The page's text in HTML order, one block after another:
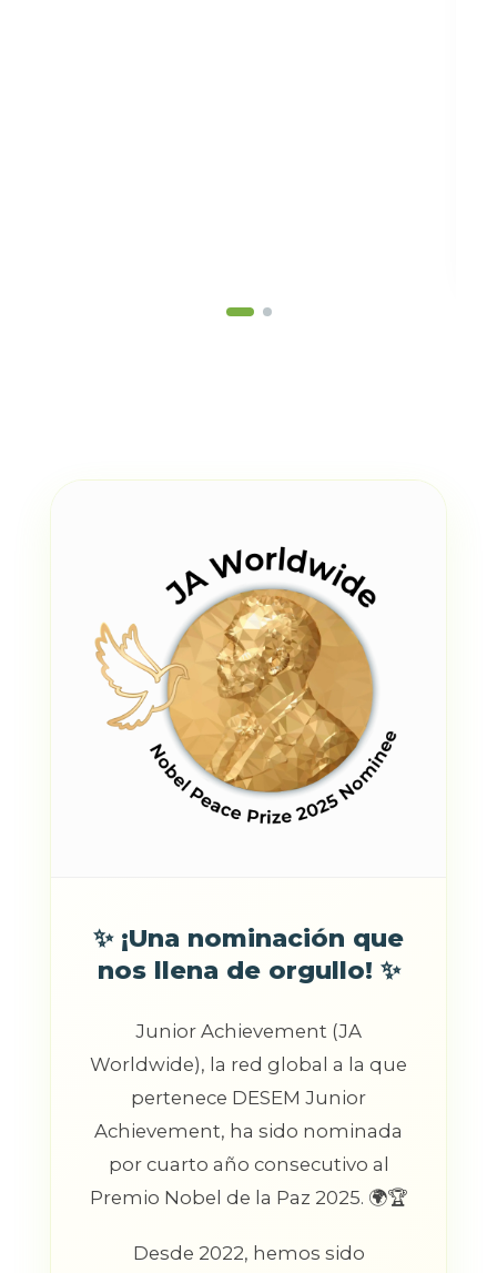
✨ ¡Una nominación que
nos llena de orgullo! ✨
Junior Achievement (JA
Worldwide), la red global a la que
pertenece DESEM Junior
Achievement, ha sido nominada
por cuarto año consecutivo al
Premio Nobel de la Paz 2025. 🌍🏆
Desde 2022, hemos sido